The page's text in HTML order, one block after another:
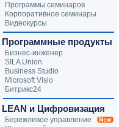
Программы семинаров
Корпоративное семинары
Видеокурсы
Программные продукты
Бизнес-инженер
SILA Union
Business Studio
Microsoft Visio
Битрикс24
LEAN и Цифровизация
Бережливое управление